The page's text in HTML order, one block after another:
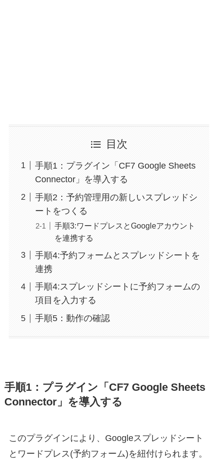
目次
手順1：プラグイン「CF7 Google Sheets
Connector」を導入する
手順2：予約管理用の新しいスプレッドシ
ートをつくる
手順3:ワードプレスとGoogleアカウント
を連携する
手順4:予約フォームとスプレッドシートを
連携
手順4:スプレッドシートに予約フォームの
項目を入力する
手順5：動作の確認
手順1：プラグイン「CF7 Google Sheets
Connector」を導入する
このプラグインにより、Googleスプレッドシート
とワードプレス(予約フォーム)を紐付けられます。